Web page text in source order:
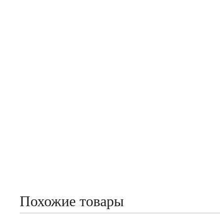
Похожие товары